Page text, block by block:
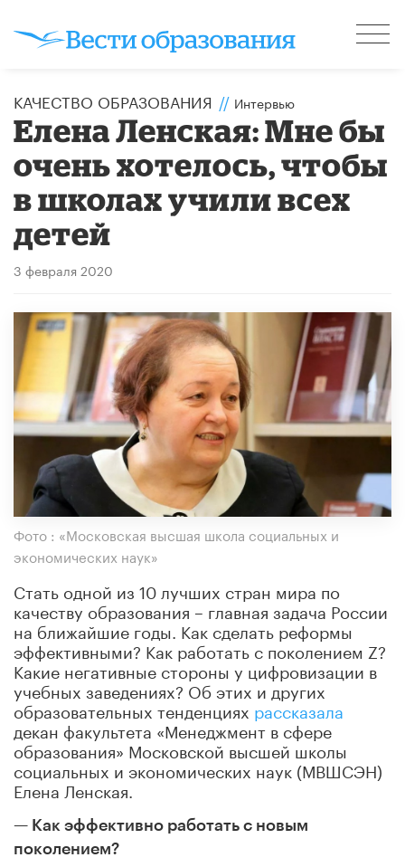
КАЧЕСТВО ОБРАЗОВАНИЯ // Интервью
Елена Ленская: Мне бы
очень хотелось, чтобы
в школах учили всех
детей
3 февраля 2020
Фото : «Московская высшая школа социальных и
экономических наук»
Стать одной из 10 лучших стран мира по
качеству образования – главная задача России
на ближайшие годы. Как сделать реформы
эффективными? Как работать с поколением Z?
Какие негативные стороны у цифровизации в
учебных заведениях? Об этих и других
образовательных тенденциях рассказала
декан факультета «Менеджмент в сфере
образования» Московской высшей школы
социальных и экономических наук (МВШСЭН)
Елена Ленская.
— Как эффективно работать с новым
поколением?